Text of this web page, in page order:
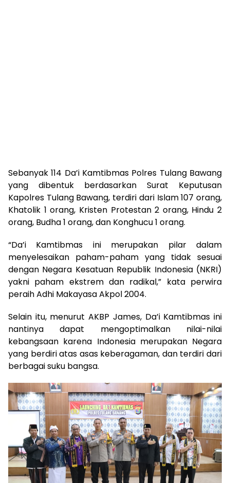
Sebanyak 114 Da’i Kamtibmas Polres Tulang Bawang
yang dibentuk berdasarkan Surat Keputusan
Kapolres Tulang Bawang, terdiri dari Islam 107 orang,
Khatolik 1 orang, Kristen Protestan 2 orang, Hindu 2
orang, Budha 1 orang, dan Konghucu 1 orang.
“Da’i Kamtibmas ini merupakan pilar dalam
menyelesaikan paham-paham yang tidak sesuai
dengan Negara Kesatuan Republik Indonesia (NKRI)
yakni paham ekstrem dan radikal,” kata perwira
peraih Adhi Makayasa Akpol 2004.
Selain itu, menurut AKBP James, Da’i Kamtibmas ini
nantinya dapat mengoptimalkan nilai-nilai
kebangsaan karena Indonesia merupakan Negara
yang berdiri atas asas keberagaman, dan terdiri dari
berbagai suku bangsa.